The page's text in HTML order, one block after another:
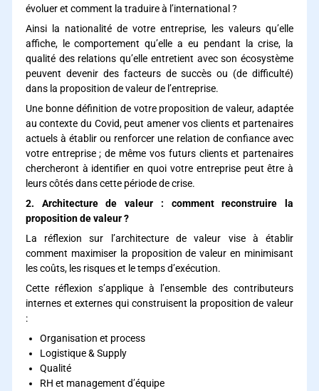
évoluer et comment la traduire à l’international ?
Ainsi la nationalité de votre entreprise, les valeurs qu’elle
affiche, le comportement qu’elle a eu pendant la crise, la
qualité des relations qu’elle entretient avec son écosystème
peuvent devenir des facteurs de succès ou (de difficulté)
dans la proposition de valeur de l’entreprise.
Une bonne définition de votre proposition de valeur, adaptée
au contexte du Covid, peut amener vos clients et partenaires
actuels à établir ou renforcer une relation de confiance avec
votre entreprise ; de même vos futurs clients et partenaires
chercheront à identifier en quoi votre entreprise peut être à
leurs côtés dans cette période de crise.
2. Architecture de valeur : comment reconstruire la
proposition de valeur ?
La réflexion sur l’architecture de valeur vise à établir
comment maximiser la proposition de valeur en minimisant
les coûts, les risques et le temps d’exécution.
Cette réflexion s’applique à l’ensemble des contributeurs
internes et externes qui construisent la proposition de valeur
:
Organisation et process
Logistique & Supply
Qualité
RH et management d’équipe